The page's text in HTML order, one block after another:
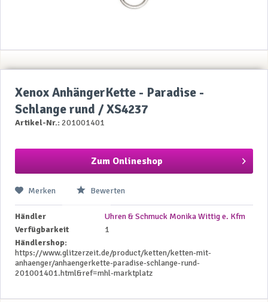
Xenox AnhängerKette - Paradise -
Schlange rund / XS4237
Artikel-Nr.:201001401
Zum Onlineshop
Merken Bewerten
Händler
Uhren & Schmuck Monika Wittig e. Kfm
Verfügbarkeit
1
Händlershop:
https://www.glitzerzeit.de/product/ketten/ketten-mit-
anhaenger/anhaengerkette-paradise-schlange-rund-
201001401.html&ref=mhl-marktplatz